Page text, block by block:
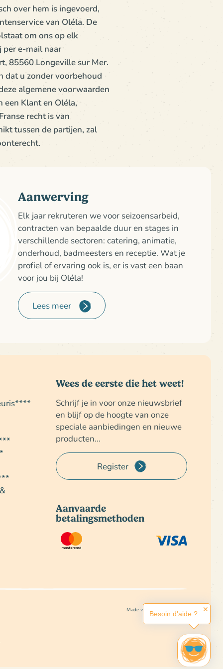
over hem is ingevoerd,
van Oléla. De
om ons op elk
per e-mail naar
85560 Longeville sur Mer.
dat u zonder voorbehoud
algemene voorwaarden
een Klant en Oléla,
recht is van
tussen de partijen, zal
Aanwerving
Elk jaar rekruteren we voor seizoensarbeid,
contracten van bepaalde duur en stages in
verschillende sectoren: catering, animatie,
onderhoud, badmeesters en receptie. Wat je
profiel of ervaring ook is, er is vast een baan
voor jou bij Oléla!
Lees meer
Wees de eerste die het weet!
Schrijf je in voor onze nieuwsbrief
en blijf op de hoogte van onze
speciale aanbiedingen en nieuwe
producten...
Register
Aanvaarde
betalingsmethoden
Made with love by Altimax
Besoin d'aide ?
✕